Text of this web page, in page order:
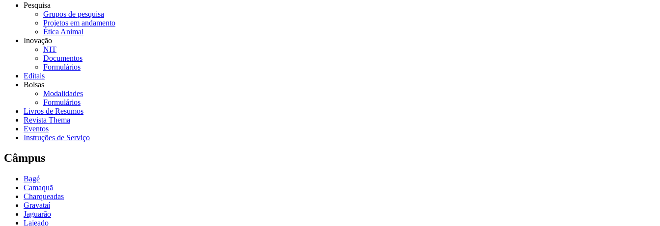
Pesquisa
Grupos de pesquisa
Projetos em andamento
Ética Animal
Inovação
NIT
Documentos
Formulários
Editais
Bolsas
Modalidades
Formulários
Livros de Resumos
Revista Thema
Eventos
Instruções de Serviço
Câmpus
Bagé
Camaquã
Charqueadas
Gravataí
Jaguarão
Lajeado